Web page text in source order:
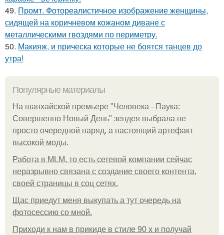
49. Промт. Фотореалистичное изображение женщины,
сидящей на коричневом кожаном диване с
металлическими гвоздями по периметру.
50. Макияж, и прическа которые не боятся танцев до
утра!
Популярные материалы
На шанхайской премьере "Человека - Паука:
Совершенно Новый День" зендея выбрала не
просто очередной наряд, а настоящий артефакт
высокой моды.
Работа в MLM, то есть сетевой компании сейчас
неразрывно связана с создание своего контента,
своей страницы в соц сетях.
Щас приедут меня выкупать а тут очередь на
фотосессию со мной.
Приходи к нам в прикиде в стиле 90 х и получай